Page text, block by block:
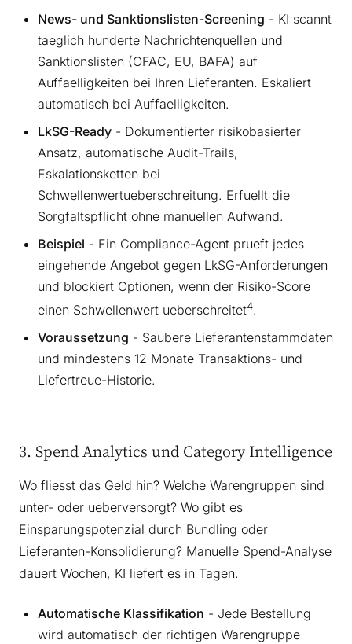
News- und Sanktionslisten-Screening - KI scannt
taeglich hunderte Nachrichtenquellen und
Sanktionslisten (OFAC, EU, BAFA) auf
Auffaelligkeiten bei Ihren Lieferanten. Eskaliert
automatisch bei Auffaelligkeiten.
LkSG-Ready - Dokumentierter risikobasierter
Ansatz, automatische Audit-Trails,
Eskalationsketten bei
Schwellenwertueberschreitung. Erfuellt die
Sorgfaltspflicht ohne manuellen Aufwand.
Beispiel - Ein Compliance-Agent prueft jedes
eingehende Angebot gegen LkSG-Anforderungen
und blockiert Optionen, wenn der Risiko-Score
einen Schwellenwert ueberschreitet4.
Voraussetzung - Saubere Lieferantenstammdaten
und mindestens 12 Monate Transaktions- und
Liefertreue-Historie.
3. Spend Analytics und Category Intelligence
Wo fliesst das Geld hin? Welche Warengruppen sind
unter- oder ueberversorgt? Wo gibt es
Einsparungspotenzial durch Bundling oder
Lieferanten-Konsolidierung? Manuelle Spend-Analyse
dauert Wochen, KI liefert es in Tagen.
Automatische Klassifikation - Jede Bestellung
wird automatisch der richtigen Warengruppe